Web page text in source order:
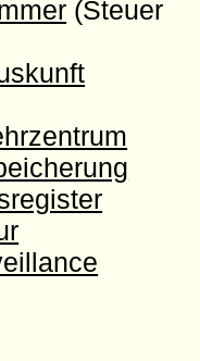
(Steuer